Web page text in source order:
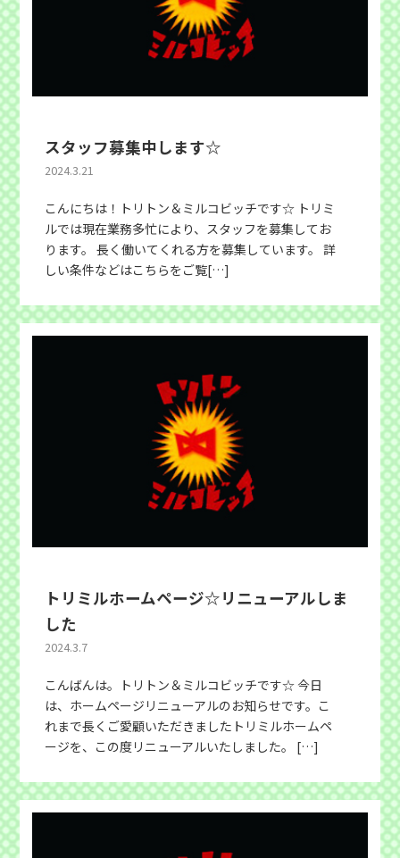
スタッフ募集中します☆
2024.3.21
こんにちは！トリトン＆ミルコビッチです☆ トリミ
ルでは現在業務多忙により、スタッフを募集してお
ります。 長く働いてくれる方を募集しています。 詳
しい条件などはこちらをご覧[…]
トリミルホームページ☆リニューアルしま
した
2024.3.7
こんばんは。トリトン＆ミルコビッチです☆ 今日
は、ホームページリニューアルのお知らせです。こ
れまで長くご愛顧いただきましたトリミルホームペ
ージを、この度リニューアルいたしました。 […]